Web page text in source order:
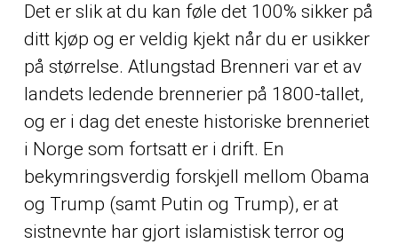
Det er slik at du kan føle det 100% sikker på
ditt kjøp og er veldig kjekt når du er usikker
på størrelse. Atlungstad Brenneri var et av
landets ledende brennerier på 1800-tallet,
og er i dag det eneste historiske brenneriet
i Norge som fortsatt er i drift. En
bekymringsverdig forskjell mellom Obama
og Trump (samt Putin og Trump), er at
sistnevnte har gjort islamistisk terror og